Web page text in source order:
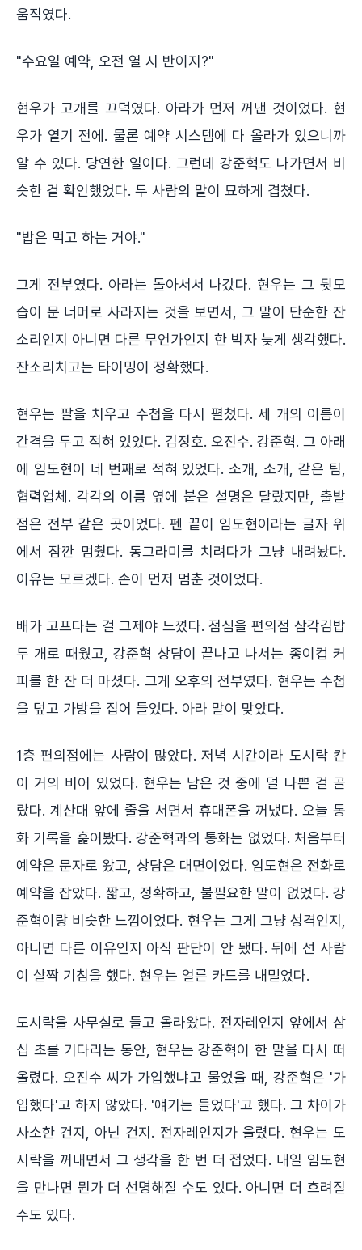
움직였다.
"수요일 예약, 오전 열 시 반이지?"
현우가 고개를 끄덕였다. 아라가 먼저 꺼낸 것이었다. 현
우가 열기 전에. 물론 예약 시스템에 다 올라가 있으니까
알 수 있다. 당연한 일이다. 그런데 강준혁도 나가면서 비
슷한 걸 확인했었다. 두 사람의 말이 묘하게 겹쳤다.
"밥은 먹고 하는 거야."
그게 전부였다. 아라는 돌아서서 나갔다. 현우는 그 뒷모
습이 문 너머로 사라지는 것을 보면서, 그 말이 단순한 잔
소리인지 아니면 다른 무언가인지 한 박자 늦게 생각했다.
잔소리치고는 타이밍이 정확했다.
현우는 팔을 치우고 수첩을 다시 펼쳤다. 세 개의 이름이
간격을 두고 적혀 있었다. 김정호. 오진수. 강준혁. 그 아래
에 임도현이 네 번째로 적혀 있었다. 소개, 소개, 같은 팀,
협력업체. 각각의 이름 옆에 붙은 설명은 달랐지만, 출발
점은 전부 같은 곳이었다. 펜 끝이 임도현이라는 글자 위
에서 잠깐 멈췄다. 동그라미를 치려다가 그냥 내려놨다.
이유는 모르겠다. 손이 먼저 멈춘 것이었다.
배가 고프다는 걸 그제야 느꼈다. 점심을 편의점 삼각김밥
두 개로 때웠고, 강준혁 상담이 끝나고 나서는 종이컵 커
피를 한 잔 더 마셨다. 그게 오후의 전부였다. 현우는 수첩
을 덮고 가방을 집어 들었다. 아라 말이 맞았다.
1층 편의점에는 사람이 많았다. 저녁 시간이라 도시락 칸
이 거의 비어 있었다. 현우는 남은 것 중에 덜 나쁜 걸 골
랐다. 계산대 앞에 줄을 서면서 휴대폰을 꺼냈다. 오늘 통
화 기록을 훑어봤다. 강준혁과의 통화는 없었다. 처음부터
예약은 문자로 왔고, 상담은 대면이었다. 임도현은 전화로
예약을 잡았다. 짧고, 정확하고, 불필요한 말이 없었다. 강
준혁이랑 비슷한 느낌이었다. 현우는 그게 그냥 성격인지,
아니면 다른 이유인지 아직 판단이 안 됐다. 뒤에 선 사람
이 살짝 기침을 했다. 현우는 얼른 카드를 내밀었다.
도시락을 사무실로 들고 올라왔다. 전자레인지 앞에서 삼
십 초를 기다리는 동안, 현우는 강준혁이 한 말을 다시 떠
올렸다. 오진수 씨가 가입했냐고 물었을 때, 강준혁은 '가
입했다'고 하지 않았다. '얘기는 들었다'고 했다. 그 차이가
사소한 건지, 아닌 건지. 전자레인지가 울렸다. 현우는 도
시락을 꺼내면서 그 생각을 한 번 더 접었다. 내일 임도현
을 만나면 뭔가 더 선명해질 수도 있다. 아니면 더 흐려질
수도 있다.